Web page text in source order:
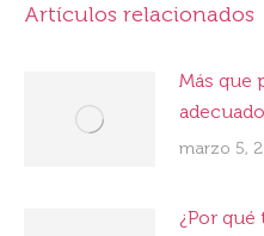
Artículos relacionados
Más que
marzo 5,
¿Por